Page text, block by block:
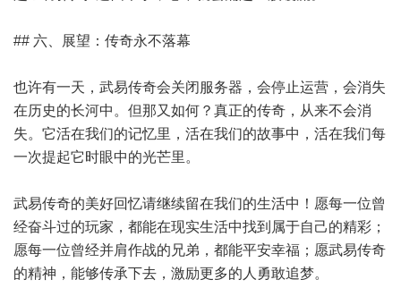
## 六、展望：传奇永不落幕
也许有一天，武易传奇会关闭服务器，会停止运营，会消失
在历史的长河中。但那又如何？真正的传奇，从来不会消
失。它活在我们的记忆里，活在我们的故事中，活在我们每
一次提起它时眼中的光芒里。
武易传奇的美好回忆请继续留在我们的生活中！愿每一位曾
经奋斗过的玩家，都能在现实生活中找到属于自己的精彩；
愿每一位曾经并肩作战的兄弟，都能平安幸福；愿武易传奇
的精神，能够传承下去，激励更多的人勇敢追梦。